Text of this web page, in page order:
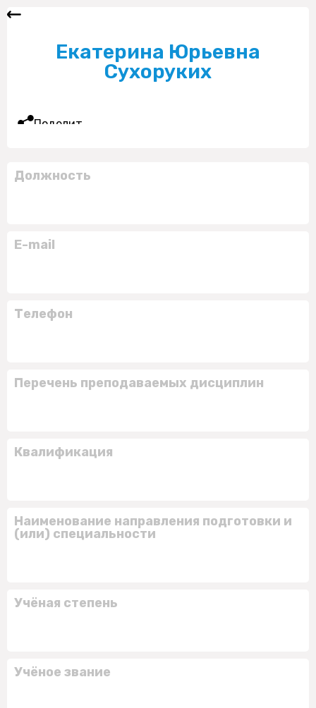
Екатерина Юрьевна
Сухоруких
Поделиться
Должность
E-mail
Телефон
Перечень преподаваемых дисциплин
Квалификация
Наименование направления подготовки и
(или) специальности
Учёная степень
Учёное звание